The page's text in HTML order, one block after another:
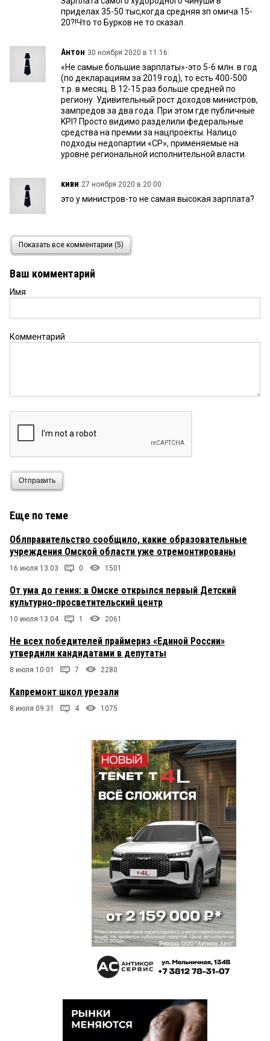
приделах 35-50 тыс,когда средняя зп омича 15-
20?!Что то Бурков не то сказал.
Антон 30 ноября 2020 в 11:16:
«Не самые большие зарплаты»-это 5-6 млн. в год
(по декларациям за 2019 год), то есть 400-500
т.р. в месяц. В 12-15 раз больше средней по
региону. Удивительный рост доходов министров,
зампредов за два года. При этом где публичные
KPI? Просто видимо разделили федеральные
средства на премии за нацпроекты. Налицо
подходы недопартии «СР», применяемые на
уровне региональной исполнительной власти.
киви 27 ноября 2020 в 20:00:
это у министров-то не самая высокая зарплата?
Гость 27 ноября 2020 в 18:53:
Владимир, впрочем как всегда
Владимир 27 ноября 2020 в 17:05:
Показать все комментарии (5)
Ваш комментарий
Имя
Комментарий
Отправить
Еще по теме
Облправительство сообщило, какие образовательные
учреждения Омской области уже отремонтированы
16 июля 13:03 0 1501
От ума до гения: в Омске открылся первый Детский
культурно-просветительский центр
10 июля 13:04 1 2061
Не всех победителей праймериз «Единой России»
утвердили кандидатами в депутаты
8 июля 10:01 7 2280
Капремонт школ урезали
8 июля 09:31 4 1075